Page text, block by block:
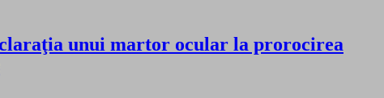
unui martor ocular la prorocirea